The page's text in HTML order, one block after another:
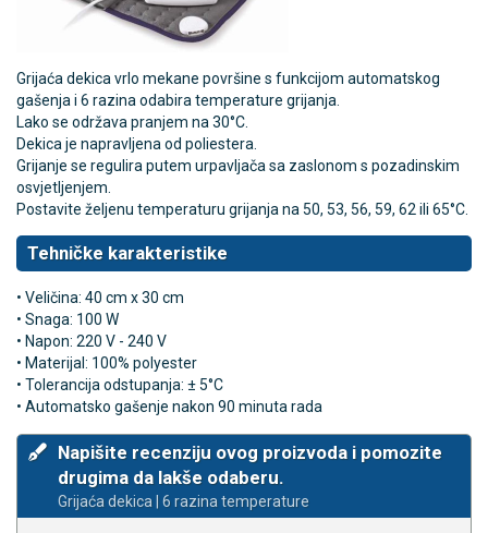
Grijaća dekica vrlo mekane površine s funkcijom automatskog
gašenja i 6 razina odabira temperature grijanja.
Lako se održava pranjem na 30°C.
Dekica je napravljena od poliestera.
Grijanje se regulira putem urpavljača sa zaslonom s pozadinskim
osvjetljenjem.
Postavite željenu temperaturu grijanja na 50, 53, 56, 59, 62 ili 65°C.
Tehničke karakteristike
• Veličina: 40 cm x 30 cm
• Snaga: 100 W
• Napon: 220 V - 240 V
• Materijal: 100% polyester
• Tolerancija odstupanja: ± 5°C
• Automatsko gašenje nakon 90 minuta rada
Napišite recenziju ovog proizvoda i pomozite
drugima da lakše odaberu.
Grijaća dekica | 6 razina temperature